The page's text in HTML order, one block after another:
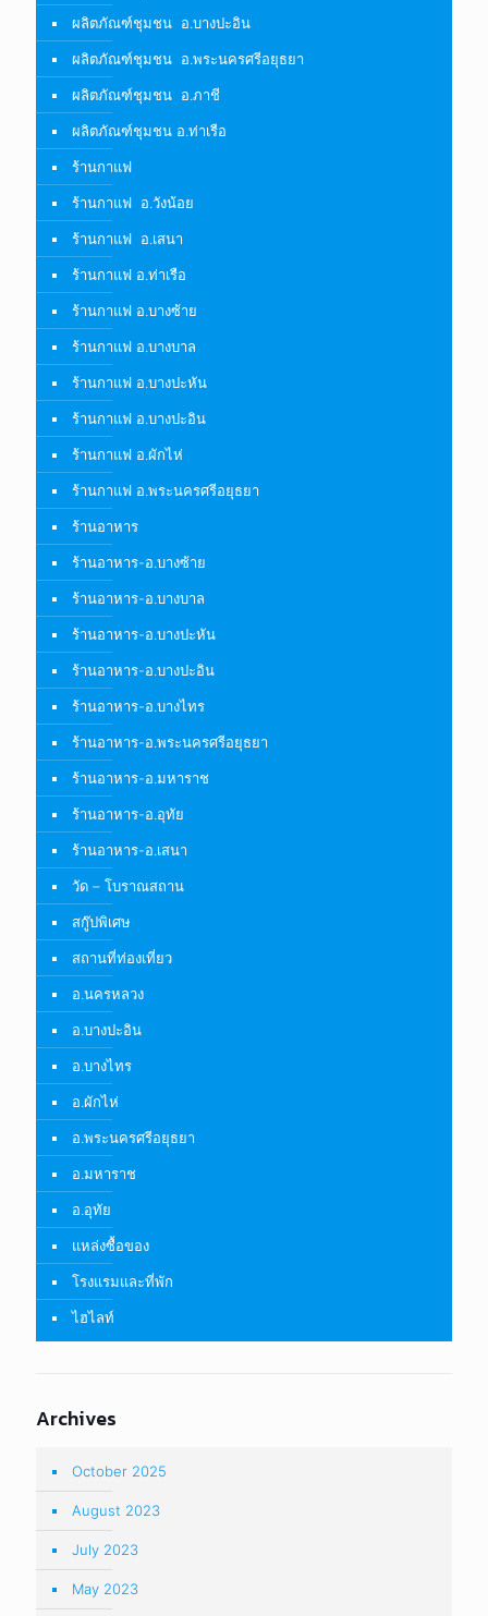
ผลิตภัณฑ์ชุมชน อ.บางปะอิน
ผลิตภัณฑ์ชุมชน อ.พระนครศรีอยุธยา
ผลิตภัณฑ์ชุมชน อ.ภาชี
ผลิตภัณฑ์ชุมชน อ.ท่าเรือ
ร้านกาแฟ
ร้านกาแฟ อ.วังน้อย
ร้านกาแฟ อ.เสนา
ร้านกาแฟ อ.ท่าเรือ
ร้านกาแฟ อ.บางซ้าย
ร้านกาแฟ อ.บางบาล
ร้านกาแฟ อ.บางปะหัน
ร้านกาแฟ อ.บางปะอิน
ร้านกาแฟ อ.ผักไห่
ร้านกาแฟ อ.พระนครศรีอยุธยา
ร้านอาหาร
ร้านอาหาร-อ.บางซ้าย
ร้านอาหาร-อ.บางบาล
ร้านอาหาร-อ.บางปะหัน
ร้านอาหาร-อ.บางปะอิน
ร้านอาหาร-อ.บางไทร
ร้านอาหาร-อ.พระนครศรีอยุธยา
ร้านอาหาร-อ.มหาราช
ร้านอาหาร-อ.อุทัย
ร้านอาหาร-อ.เสนา
วัด – โบราณสถาน
สกู๊ปพิเศษ
สถานที่ท่องเที่ยว
อ.นครหลวง
อ.บางปะอิน
อ.บางไทร
อ.ผักไห่
อ.พระนครศรีอยุธยา
อ.มหาราช
อ.อุทัย
แหล่งซื้อของ
โรงแรมและที่พัก
ไฮไลท์
Archives
October 2025
August 2023
July 2023
May 2023